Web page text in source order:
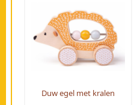
Duw egel met kralen